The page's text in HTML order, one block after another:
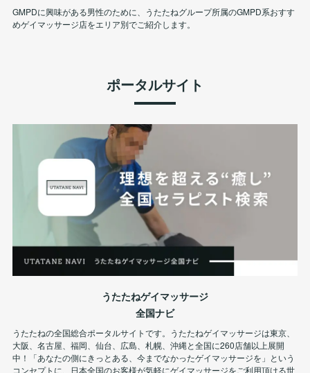
GMPDに興味がある男性のために、うたたねグループ所属のGMPD系おすす
めゲイマッサージ店をエリア別でご紹介します。
ポータルサイト
うたたねゲイマッサージ
全国ナビ
うたたねの全国総合ポータルサイトです。うたたねゲイマッサージは東京、
大阪、名古屋、福岡、仙台、広島、札幌、沖縄と全国に260店舗以上展開
中！「あなたの側にきっとある、今までなかったゲイマッサージを」という
コンセプトに、日本全国のお客様が気軽にゲイマッサージをご利用頂ける世